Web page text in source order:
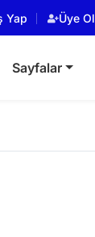
Yap Üye Ol
Sayfalar